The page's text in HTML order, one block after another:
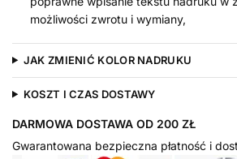
możliwości zwrotu i wymiany,
JAK ZMIENIĆ KOLOR NADRUKU
KOSZT I CZAS DOSTAWY
DARMOWA DOSTAWA OD 200 ZŁ
Gwarantowana bezpieczna płatność i